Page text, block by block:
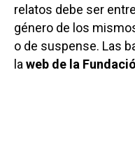
relatos debe ser
género de los
o de suspense. Las
laweb de la